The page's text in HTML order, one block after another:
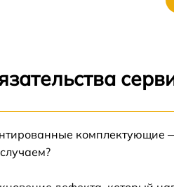
Whirlpool ADGкомплектующие